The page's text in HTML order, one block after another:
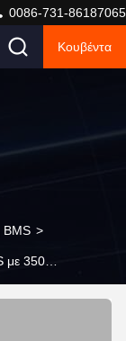
0086-731-86187065
Κουβέντα
BMS >
350V /